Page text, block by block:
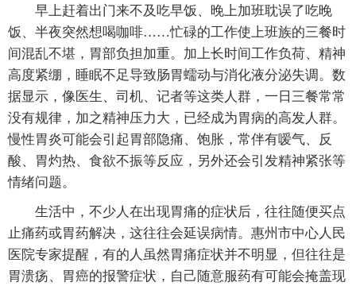
早上赶着出门来不及吃早饭、晚上加班耽误了吃晚
饭、半夜突然想喝咖啡……忙碌的工作使上班族的三餐时
间混乱不堪，胃部负担加重。加上长时间工作负荷、精神
高度紧绷，睡眠不足导致肠胃蠕动与消化液分泌失调。数
据显示，像医生、司机、记者等这类人群，一日三餐常常
没有规律，加之精神压力大，已经成为胃病的高发人群。
慢性胃炎可能会引起胃部隐痛、饱胀，常伴有嗳气、反
酸、胃灼热、食欲不振等反应，另外还会引发精神紧张等
情绪问题。
生活中，不少人在出现胃痛的症状后，往往随便买点
止痛药或胃药解决，这往往会延误病情。惠州市中心人民
医院专家提醒，有的人虽然胃痛症状并不明显，但往往是
胃溃疡、胃癌的报警症状，自己随意服药有可能会掩盖现